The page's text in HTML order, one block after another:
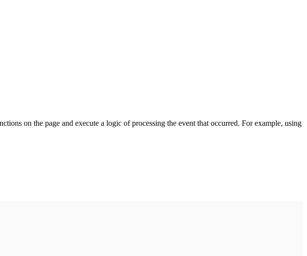
on the page and execute a logic of processing the event that occurred. For example, using